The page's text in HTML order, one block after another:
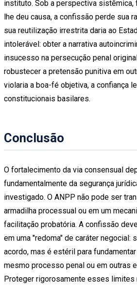
instituto. Sob a perspectiva sistêmica,
lhe deu causa, a confissão perde sua
sua reutilização irrestrita daria ao
intolerável: obter a narrativa
insucesso na persecução penal
robustecer a pretensão punitiva em
violaria a boa-fé objetiva, a confiança
constitucionais basilares.
Conclusão
O fortalecimento da via consensual
fundamentalmente da segurança
investigado. O ANPP não pode ser
armadilha processual ou em um
facilitação probatória. A confissão
em uma "redoma" de caráter negocial:
acordo, mas é estéril para
mesmo processo penal ou em outras
Proteger rigorosamente esses limites